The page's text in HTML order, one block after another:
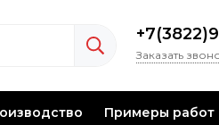
Заказать
Примеры работ